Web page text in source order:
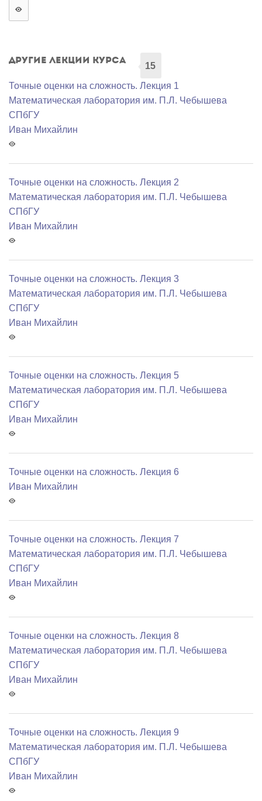
Другие лекции курса
15
Точные оценки на сложность. Лекция 1
Математичеcкая лаборатория им. П.Л. Чебышева
СПбГУ
Иван Михайлин
Точные оценки на сложность. Лекция 2
Математичеcкая лаборатория им. П.Л. Чебышева
СПбГУ
Иван Михайлин
Точные оценки на сложность. Лекция 3
Математичеcкая лаборатория им. П.Л. Чебышева
СПбГУ
Иван Михайлин
Точные оценки на сложность. Лекция 5
Математичеcкая лаборатория им. П.Л. Чебышева
СПбГУ
Иван Михайлин
Точные оценки на сложность. Лекция 6
Иван Михайлин
Точные оценки на сложность. Лекция 7
Математичеcкая лаборатория им. П.Л. Чебышева
СПбГУ
Иван Михайлин
Точные оценки на сложность. Лекция 8
Математичеcкая лаборатория им. П.Л. Чебышева
СПбГУ
Иван Михайлин
Точные оценки на сложность. Лекция 9
Математичеcкая лаборатория им. П.Л. Чебышева
СПбГУ
Иван Михайлин